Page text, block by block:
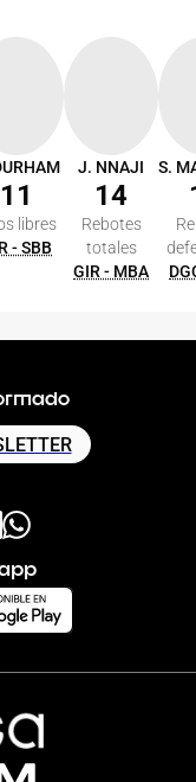
11
libres
- SBB
J. NNAJI
14
Rebotes
totales
GIR - MBA